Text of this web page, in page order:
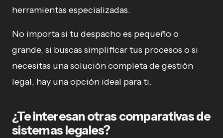
herramientas especializadas.
No importa si tu despacho es pequeño o
grande, si buscas simplificar tus procesos o si
necesitas una solución completa de gestión
legal, hay una opción ideal para ti.
¿Te interesan otras comparativas de
sistemas legales?